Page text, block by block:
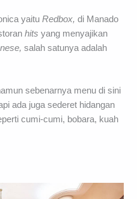
yaituRedbox, di Manado
hits yang menyajikan
salah satunya adalah
sebenarnya menu di sini
ada juga sederet hidangan
cumi-cumi, bobara, kuah